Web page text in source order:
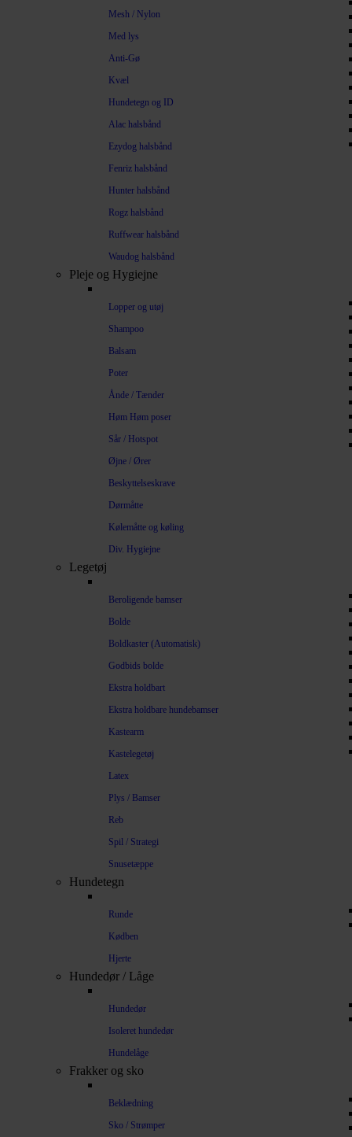
Mesh / Nylon
Med lys
Anti-Gø
Kvæl
Hundetegn og ID
Alac halsbånd
Ezydog halsbånd
Fenriz halsbånd
Hunter halsbånd
Rogz halsbånd
Ruffwear halsbånd
Waudog halsbånd
Pleje og Hygiejne
Lopper og utøj
Shampoo
Balsam
Poter
Ånde / Tænder
Høm Høm poser
Sår / Hotspot
Øjne / Ører
Beskyttelseskrave
Dørmåtte
Kølemåtte og køling
Div. Hygiejne
Legetøj
Beroligende bamser
Bolde
Boldkaster (Automatisk)
Godbids bolde
Ekstra holdbart
Ekstra holdbare hundebamser
Kastearm
Kastelegetøj
Latex
Plys / Bamser
Reb
Spil / Strategi
Snusetæppe
Hundetegn
Runde
Kødben
Hjerte
Hundedør / Låge
Hundedør
Isoleret hundedør
Hundelåge
Frakker og sko
Beklædning
Sko / Strømper